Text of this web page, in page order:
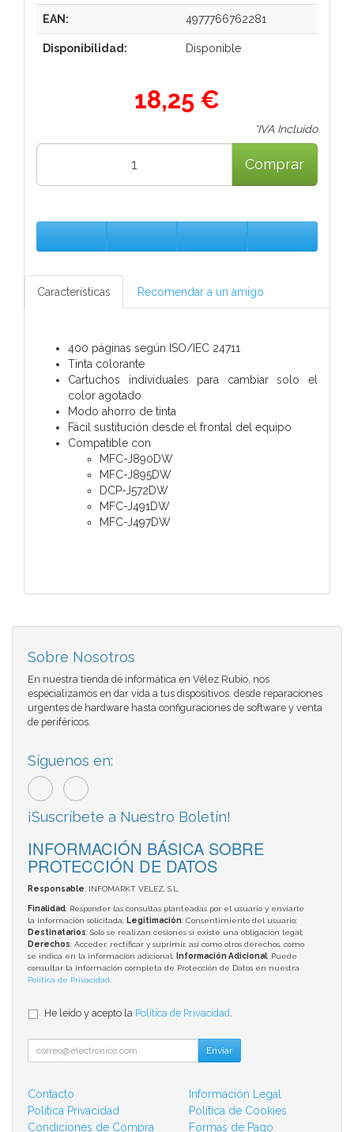
EAN: 4977766762281
Disponibilidad: Disponible
18,25 €
*IVA Incluido
Comprar
Características Recomendar a un amigo
400 páginas según ISO/IEC 24711
Tinta colorante
Cartuchos individuales para cambiar solo el
color agotado
Modo ahorro de tinta
Fácil sustitución desde el frontal del equipo
Compatible con
MFC-J890DW
MFC-J895DW
DCP-J572DW
MFC-J491DW
MFC-J497DW
Sobre Nosotros
En nuestra tienda de informática en Vélez Rubio, nos
especializamos en dar vida a tus dispositivos. desde reparaciones
urgentes de hardware hasta configuraciones de software y venta
de periféricos.
Síguenos en:
¡Suscríbete a Nuestro Boletín!
INFORMACIÓN BÁSICA SOBRE
PROTECCIÓN DE DATOS
Responsable: INFOMARKT VELEZ, S.L.
Finalidad: Responder las consultas planteadas por el usuario y enviarle
la información solicitada; Legitimación: Consentimiento del usuario;
Destinatarios: Solo se realizan cesiones si existe una obligación legal;
Derechos: Acceder, rectificar y suprimir, así como otros derechos, como
se indica en la información adicional;
Información Adicional: Puede
consultar la información completa de Protección de Datos en nuestra
Política de Privacidad
He leído y acepto la Política de Privacidad
Enviar
Contacto
Información Legal
Política Privacidad
Política de Cookies
Condiciones de Compra
Formas de Pago